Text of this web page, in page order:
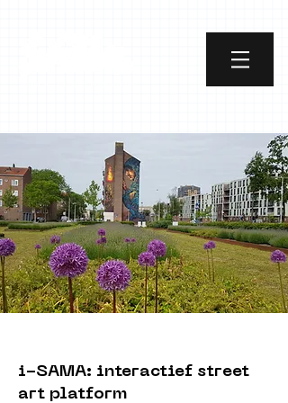
i-SAMA: interactief street
art platform